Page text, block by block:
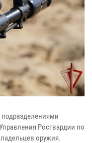
подразделениями
Росгвардии по
оружия.